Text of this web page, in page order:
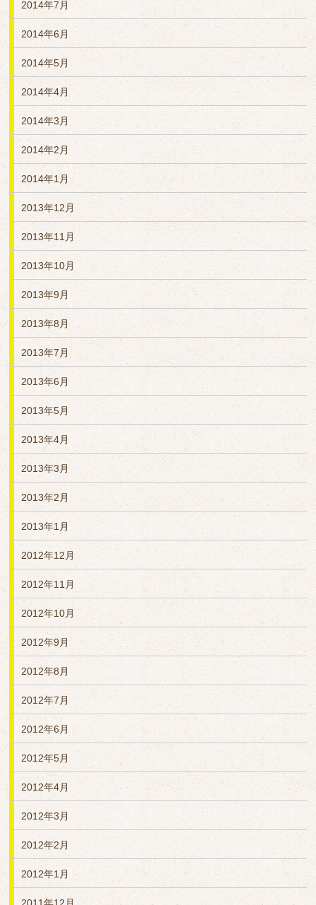
2014年7月
2014年6月
2014年5月
2014年4月
2014年3月
2014年2月
2014年1月
2013年12月
2013年11月
2013年10月
2013年9月
2013年8月
2013年7月
2013年6月
2013年5月
2013年4月
2013年3月
2013年2月
2013年1月
2012年12月
2012年11月
2012年10月
2012年9月
2012年8月
2012年7月
2012年6月
2012年5月
2012年4月
2012年3月
2012年2月
2012年1月